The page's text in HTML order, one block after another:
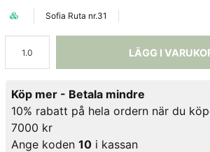
Sofia Ruta nr.31
LÄGG I
Köp mer - Betala mindre
10% rabatt på hela ordern när du
7000 kr
Ange koden 10 i kassan